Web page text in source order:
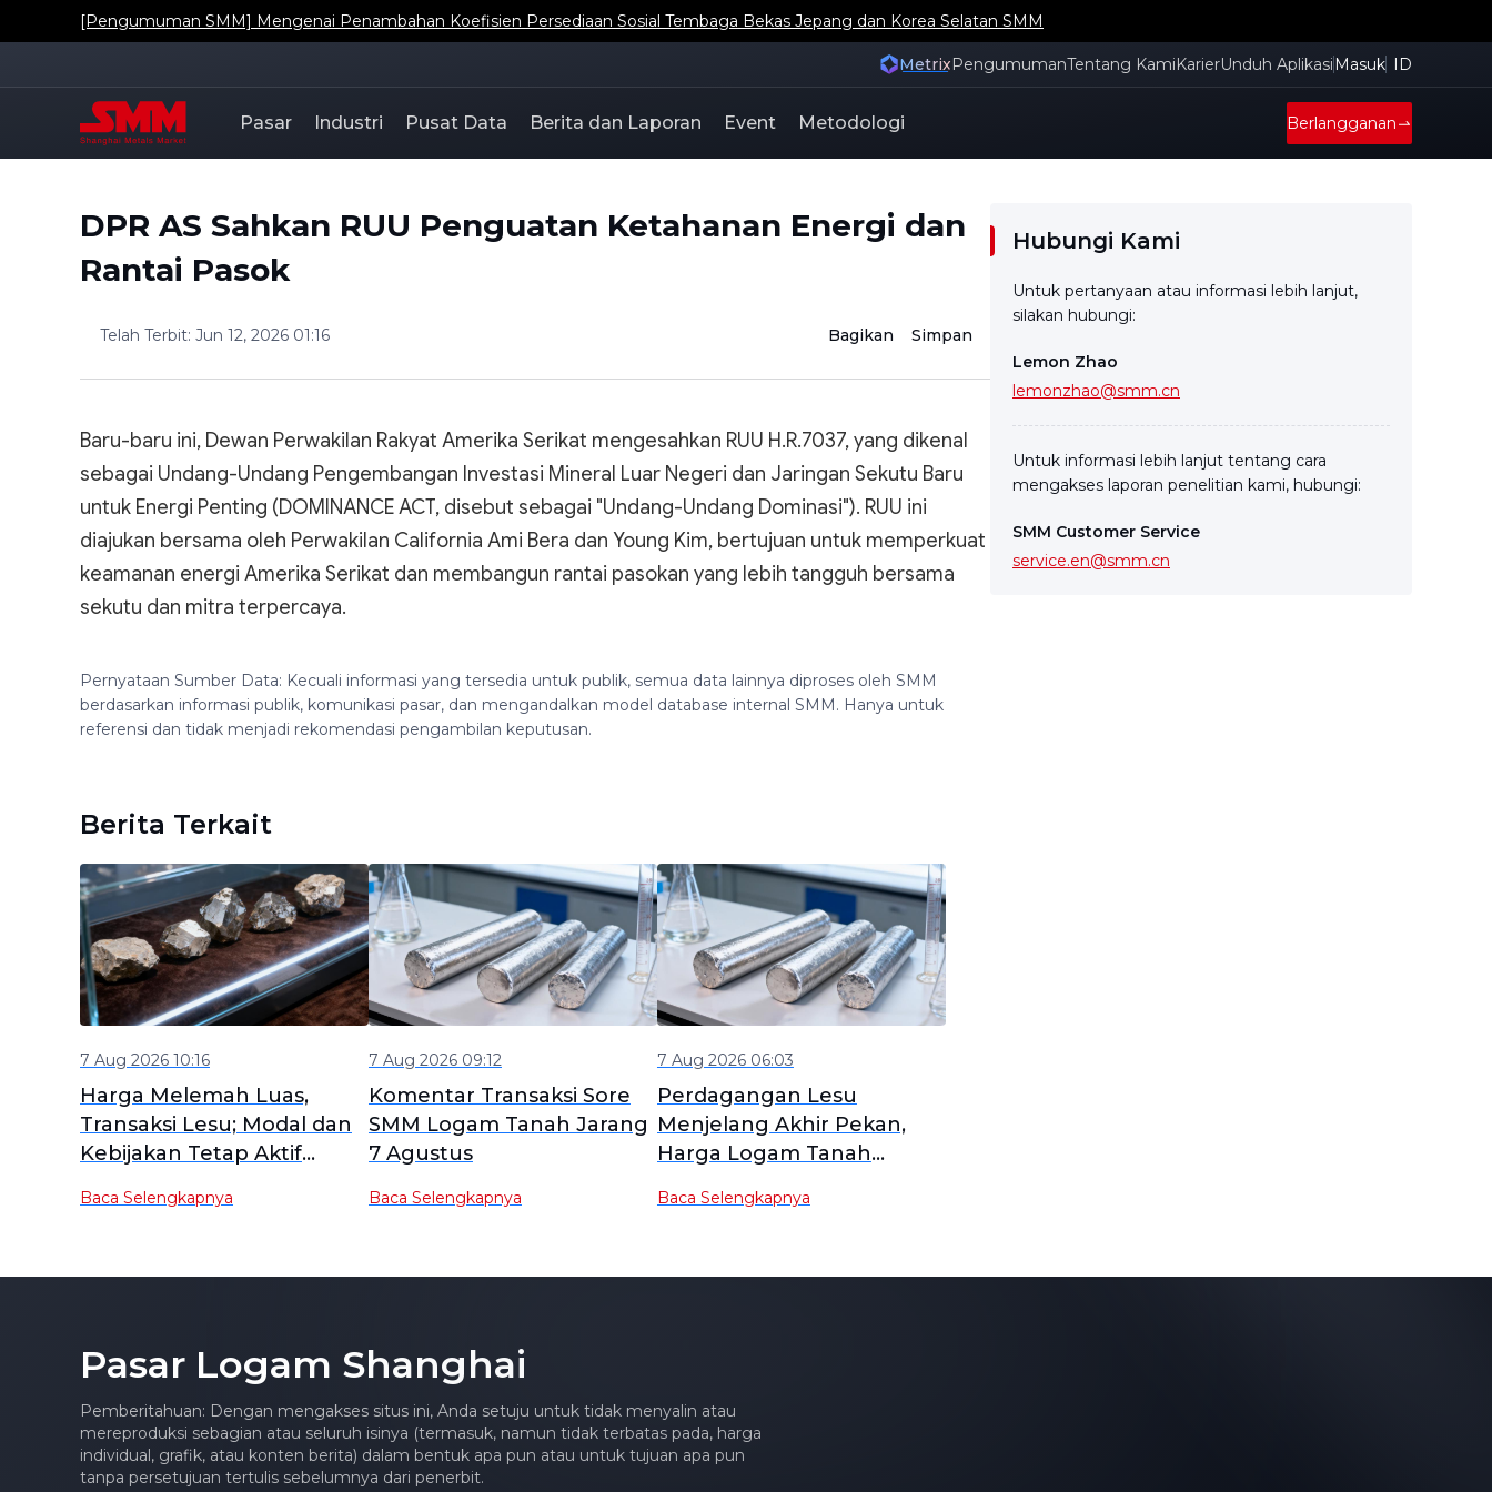
[Pengumuman SMM] Mengenai Penambahan Koefisien Persediaan Sosial Tembaga Bekas Jepang dan Korea Selatan SMM
MetrixPengumumanTentang KamiKarierUnduh Aplikasi Masuk ID
Pasar Industri Pusat Data Berita dan Laporan Event Metodologi Berlangganan
DPR AS Sahkan RUU Penguatan Ketahanan Energi dan
Rantai Pasok
Telah Terbit: Jun 12, 2026 01:16 Bagikan Simpan
Baru-baru ini, Dewan Perwakilan Rakyat Amerika Serikat mengesahkan RUU H.R.7037, yang dikenal
sebagai Undang-Undang Pengembangan Investasi Mineral Luar Negeri dan Jaringan Sekutu Baru
untuk Energi Penting (DOMINANCE ACT, disebut sebagai "Undang-Undang Dominasi"). RUU ini
diajukan bersama oleh Perwakilan California Ami Bera dan Young Kim, bertujuan untuk memperkuat
keamanan energi Amerika Serikat dan membangun rantai pasokan yang lebih tangguh bersama
sekutu dan mitra terpercaya.
Pernyataan Sumber Data: Kecuali informasi yang tersedia untuk publik, semua data lainnya diproses oleh SMM
berdasarkan informasi publik, komunikasi pasar, dan mengandalkan model database internal SMM. Hanya untuk
referensi dan tidak menjadi rekomendasi pengambilan keputusan.
Berita Terkait
7 Aug 2026 10:16
Harga Melemah Luas,
Transaksi Lesu; Modal dan
Kebijakan Tetap Aktif
Logam Tanah Jarang Non-
Baca Selengkapnya
7 Aug 2026 09:12
Komentar Transaksi Sore
SMM Logam Tanah Jarang
7 Agustus
Baca Selengkapnya
7 Aug 2026 06:03
Perdagangan Lesu
Menjelang Akhir Pekan,
Harga Logam Tanah
Tinjauan Harian Logam
Baca Selengkapnya
Hubungi Kami
Untuk pertanyaan atau informasi lebih lanjut,
silakan hubungi:
Lemon Zhao
lemonzhao@smm.cn
Untuk informasi lebih lanjut tentang cara
mengakses laporan penelitian kami, hubungi:
SMM Customer Service
service.en@smm.cn
Pasar Logam Shanghai
Pemberitahuan: Dengan mengakses situs ini, Anda setuju untuk tidak menyalin atau
mereproduksi sebagian atau seluruh isinya (termasuk, namun tidak terbatas pada, harga
individual, grafik, atau konten berita) dalam bentuk apa pun atau untuk tujuan apa pun
tanpa persetujuan tertulis sebelumnya dari penerbit.